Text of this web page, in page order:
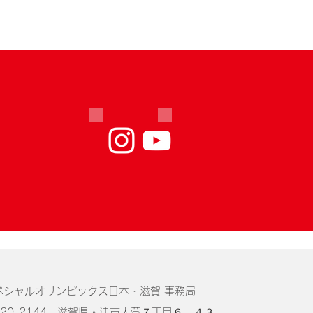
シャルオリンピックス日本・滋賀 事務局